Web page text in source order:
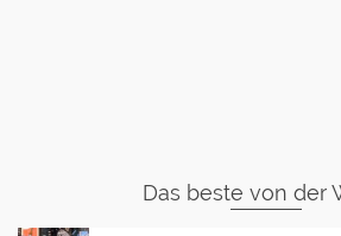
Das beste von der